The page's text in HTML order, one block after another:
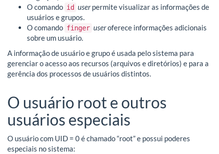
O comando id userpermite visualizar as informações de
usuários e grupos.
O comando finger useroferece informações adicionais
sobre um usuário.
A informação de usuário e grupo é usada pelo sistema para
gerenciar o acesso aos recursos (arquivos e diretórios) e para a
gerência dos processos de usuários distintos.
O usuário root e outros
usuários especiais
O usuário com UID = 0 é chamado “root” e possui poderes
especiais no sistema: